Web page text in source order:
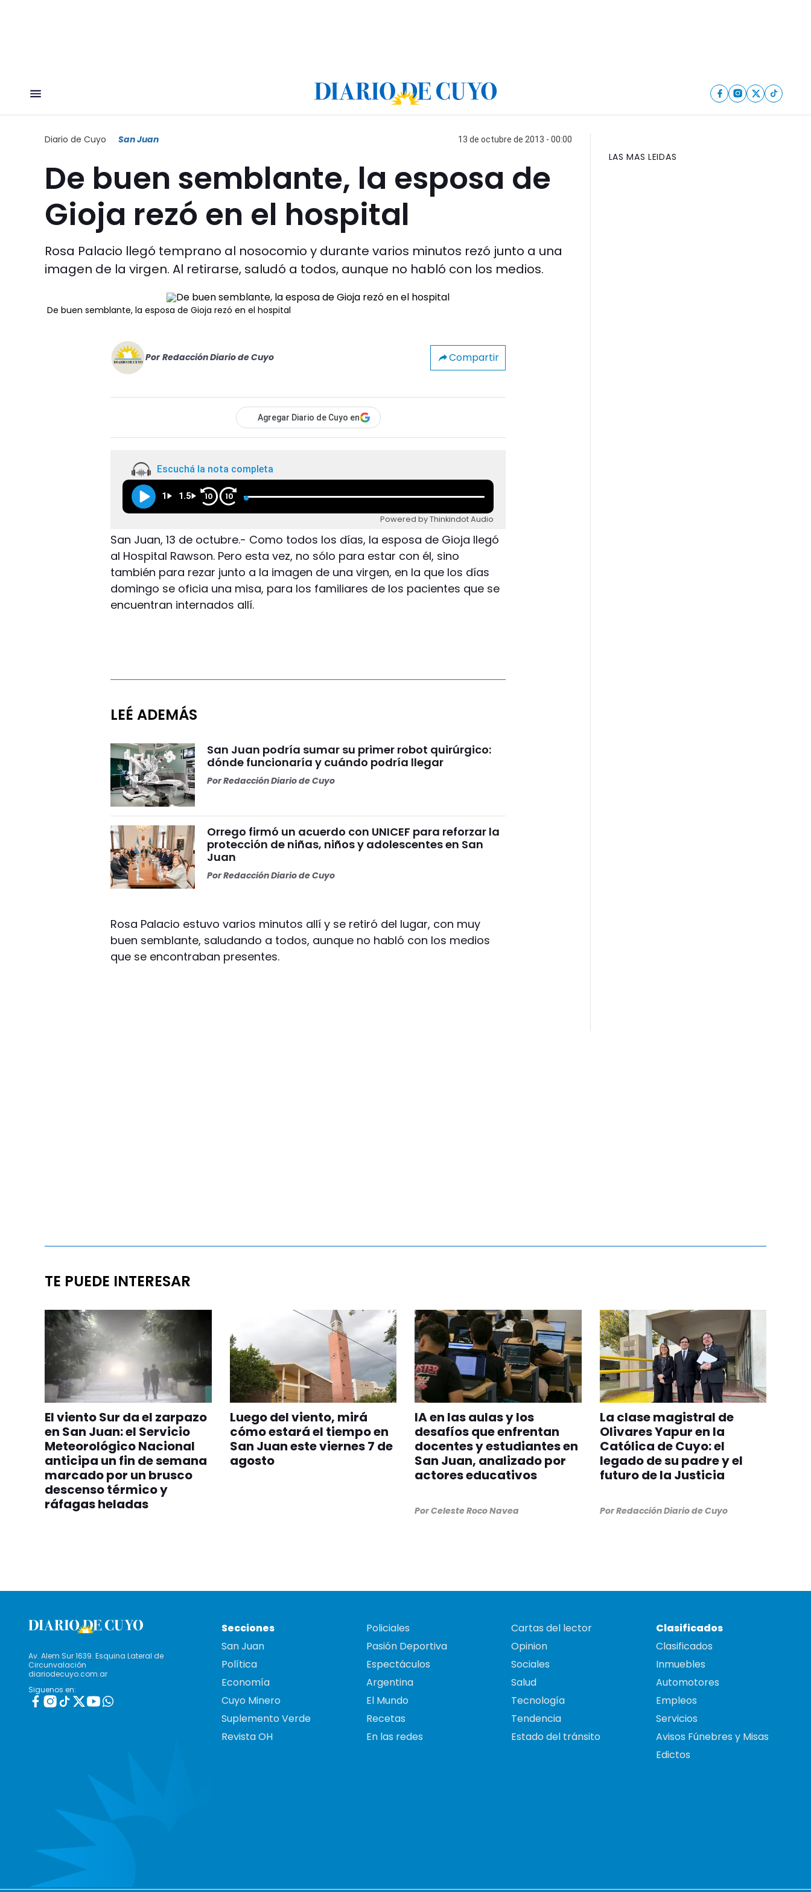
Diario de Cuyo San Juan 13 de octubre de 2013 - 00:00
De buen semblante, la esposa de
Gioja rezó en el hospital
Rosa Palacio llegó temprano al nosocomio y durante varios minutos rezó junto a una
imagen de la virgen. Al retirarse, saludó a todos, aunque no habló con los medios.
De buen semblante, la esposa de Gioja rezó en el hospital
Por Redacción Diario de Cuyo Compartir
Agregar Diario de Cuyo en
Escuchá la nota completa
1 1.5 10 10
Powered by Thinkindot Audio
San Juan, 13 de octubre.- Como todos los días, la esposa de Gioja llegó
al Hospital Rawson. Pero esta vez, no sólo para estar con él, sino
también para rezar junto a la imagen de una virgen, en la que los días
domingo se oficia una misa, para los familiares de los pacientes que se
encuentran internados allí.
LEÉ ADEMÁS
San Juan podría sumar su primer robot quirúrgico:
dónde funcionaría y cuándo podría llegar
PorRedacción Diario de Cuyo
Orrego firmó un acuerdo con UNICEF para reforzar la
protección de niñas, niños y adolescentes en San
Juan
PorRedacción Diario de Cuyo
Rosa Palacio estuvo varios minutos allí y se retiró del lugar, con muy
buen semblante, saludando a todos, aunque no habló con los medios
que se encontraban presentes.
LAS MAS LEIDAS
TE PUEDE INTERESAR
El viento Sur da el zarpazo
en San Juan: el Servicio
Meteorológico Nacional
anticipa un fin de semana
marcado por un brusco
descenso térmico y
ráfagas heladas
Luego del viento, mirá
cómo estará el tiempo en
San Juan este viernes 7 de
agosto
IA en las aulas y los
desafíos que enfrentan
docentes y estudiantes en
San Juan, analizado por
actores educativos
PorCeleste Roco Navea
La clase magistral de
Olivares Yapur en la
Católica de Cuyo: el
legado de su padre y el
futuro de la Justicia
PorRedacción Diario de Cuyo
Av. Alem Sur 1639. Esquina Lateral de
Circunvalación
diariodecuyo.com.ar
Siguenos en:
Secciones
San Juan
Política
Economía
Cuyo Minero
Suplemento Verde
Revista OH
Policiales
Pasión Deportiva
Espectáculos
Argentina
El Mundo
Recetas
En las redes
Cartas del lector
Opinion
Sociales
Salud
Tecnología
Tendencia
Estado del tránsito
Clasificados
Clasificados
Inmuebles
Automotores
Empleos
Servicios
Avisos Fúnebres y Misas
Edictos